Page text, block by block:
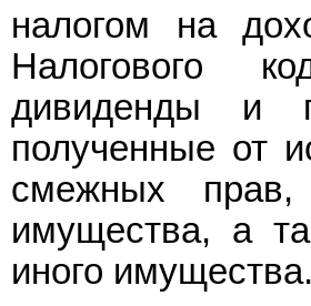
налогом на
Налогового
дивиденды и
полученные от
смежных прав,
имущества, а
иного имущества.